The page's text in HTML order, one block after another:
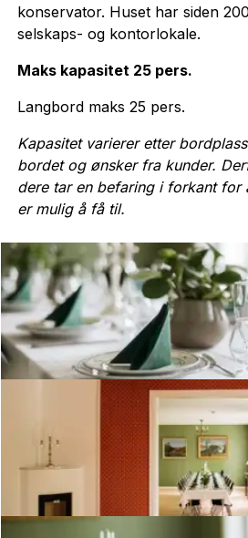
konservator. Huset har siden
selskaps- og kontorlokale.
Maks kapasitet 25 pers.
Langbord maks 25 pers.
Kapasitet varierer etter
bordet og ønsker fra kunder.
dere tar en befaring i forkant for
er mulig å få til.